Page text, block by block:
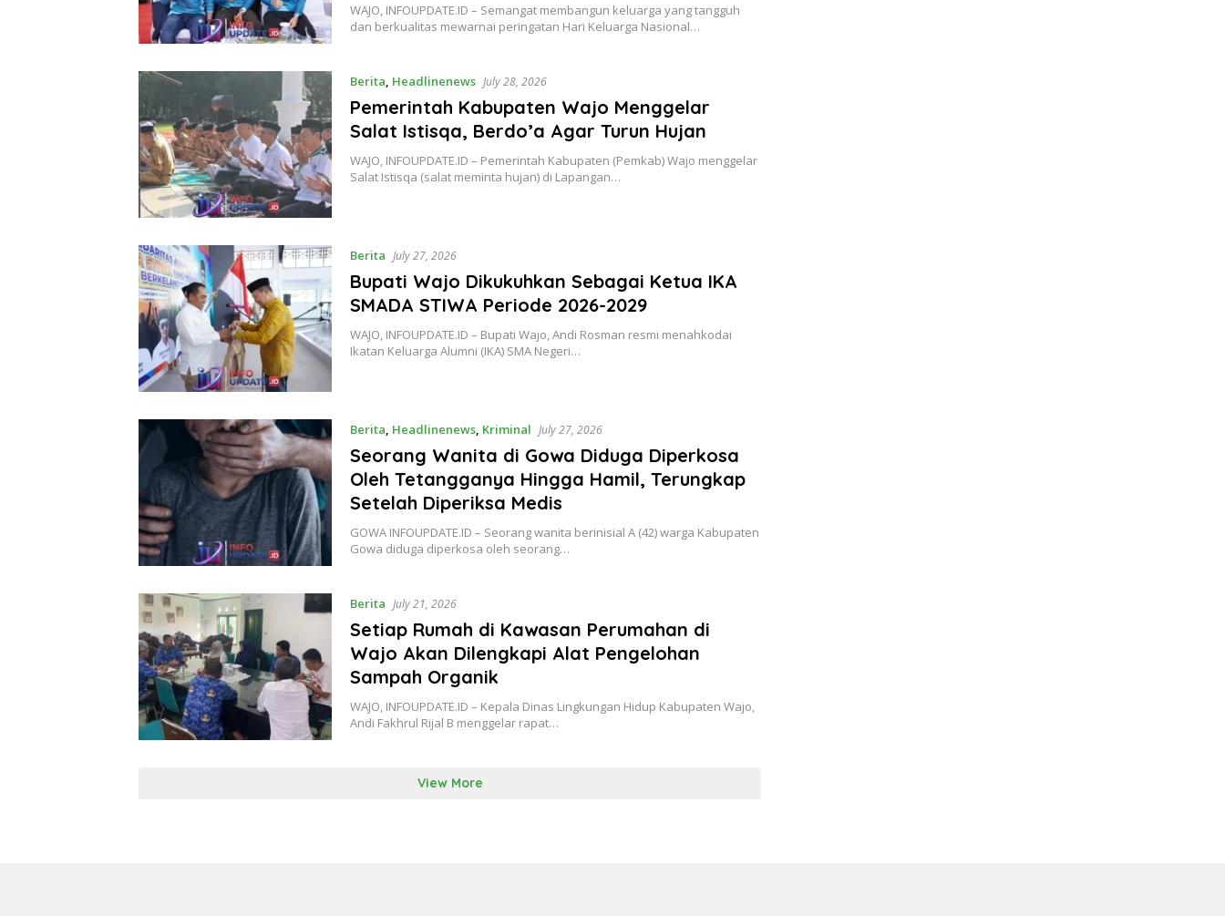
WAJO, INFOUPDATE.ID – Semangat membangun keluarga yang tangguh
dan berkualitas mewarnai peringatan Hari Keluarga Nasional…
Berita, Headlinenews July 28, 2026
Pemerintah Kabupaten Wajo Menggelar
Salat Istisqa, Berdo’a Agar Turun Hujan
WAJO, INFOUPDATE.ID – Pemerintah Kabupaten (Pemkab) Wajo menggelar
Salat Istisqa (salat meminta hujan) di Lapangan…
Berita July 27, 2026
Bupati Wajo Dikukuhkan Sebagai Ketua IKA
SMADA STIWA Periode 2026-2029
WAJO, INFOUPDATE.ID – Bupati Wajo, Andi Rosman resmi menahkodai
Ikatan Keluarga Alumni (IKA) SMA Negeri…
Berita, Headlinenews, Kriminal July 27, 2026
Seorang Wanita di Gowa Diduga Diperkosa
Oleh Tetangganya Hingga Hamil, Terungkap
Setelah Diperiksa Medis
GOWA INFOUPDATE.ID – Seorang wanita berinisial A (42) warga Kabupaten
Gowa diduga diperkosa oleh seorang…
Berita July 21, 2026
Setiap Rumah di Kawasan Perumahan di
Wajo Akan Dilengkapi Alat Pengelohan
Sampah Organik
WAJO, INFOUPDATE.ID – Kepala Dinas Lingkungan Hidup Kabupaten Wajo,
Andi Fakhrul Rijal B menggelar rapat…
View More